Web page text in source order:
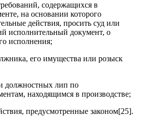
содержащихся в
на основании которого
действия, просить суд или
исполнительный документ, о
исполнения;
его имущества или розыск
должностных лип по
находящимся в производстве;
предусмотренные законом[25].